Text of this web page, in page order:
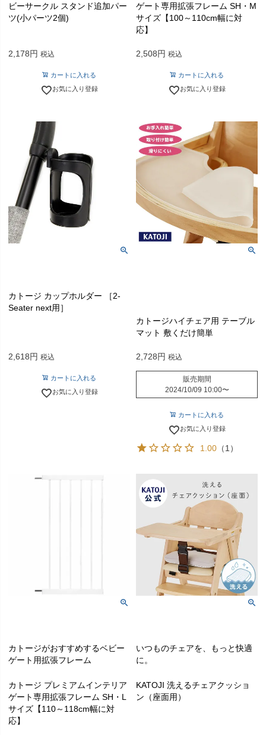
ビーサークル スタンド追加パー
ツ(小パーツ2個)
2,178 税込
カートに入れる
お気に入り登録
ゲート専用拡張フレーム SH・M
サイズ【100～110cm幅に対
応】
2,508 税込
カートに入れる
お気に入り登録
カトージ カップホルダー ［2-
Seater next用］
2,618 税込
カートに入れる
お気に入り登録
カトージハイチェア用 テーブル
マット 敷くだけ簡単
2,728 税込
販売期間
2024/10/09 10:00〜
カートに入れる
お気に入り登録
1.00 （1）
カトージがおすすめするベビー
ゲート用拡張フレーム
カトージ プレミアムインテリア
ゲート専用拡張フレーム SH・L
サイズ【110～118cm幅に対
応】
いつものチェアを、もっと快適
に。
KATOJI 洗えるチェアクッショ
ン（座面用）